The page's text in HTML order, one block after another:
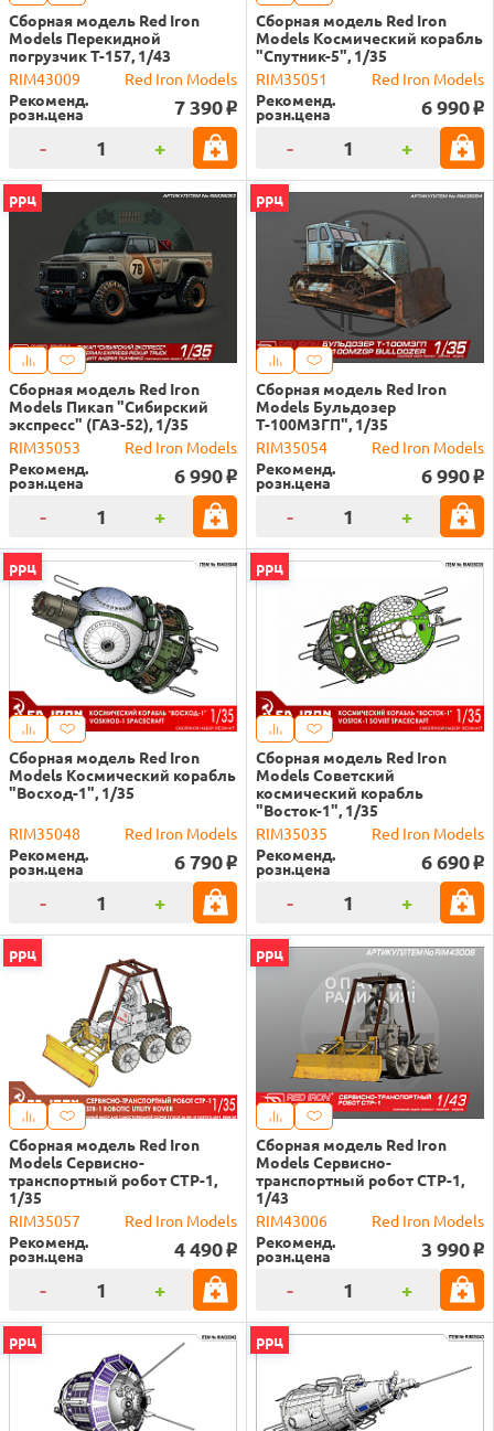
Сборная модель Red Iron
Models Перекидной
погрузчик Т-157, 1/43
RIM43009
Red Iron Models
Рекоменд.
розн.цена 7 390 o
- +
Сборная модель Red Iron
Models Космический корабль
"Спутник-5", 1/35
RIM35051
Red Iron Models
Рекоменд.
розн.цена 6 990 o
- +
ррц
Сборная модель Red Iron
Models Пикап "Сибирский
экспресс" (ГАЗ-52), 1/35
RIM35053
Red Iron Models
Рекоменд.
розн.цена 6 990 o
- +
ррц
Сборная модель Red Iron
Models Бульдозер
Т-100МЗГП", 1/35
RIM35054
Red Iron Models
Рекоменд.
розн.цена 6 990 o
- +
ррц
Сборная модель Red Iron
Models Космический корабль
"Восход-1", 1/35
RIM35048
Red Iron Models
Рекоменд.
розн.цена 6 790 o
- +
ррц
Сборная модель Red Iron
Models Советский
космический корабль
"Восток-1", 1/35
RIM35035
Red Iron Models
Рекоменд.
розн.цена 6 690 o
- +
ррц
Сборная модель Red Iron
Models Сервисно-
транспортный робот СТР-1,
1/35
RIM35057
Red Iron Models
Рекоменд.
розн.цена 4 490 o
- +
ррц
Сборная модель Red Iron
Models Сервисно-
транспортный робот СТР-1,
1/43
RIM43006
Red Iron Models
Рекоменд.
розн.цена 3 990 o
- +
ррц ррц